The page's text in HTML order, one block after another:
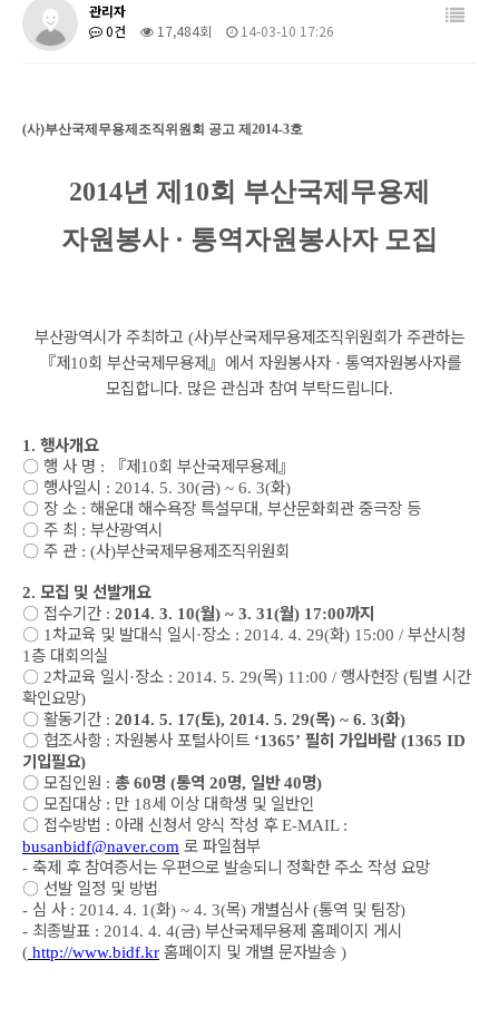
커뮤니티
관리자
0건
17,484회 14-03-10 17:26
(사)부산국제무용제조직위원회 공고 제 2014-3호
2014년 제10회 부산국제무용제
자원봉사 · 통역자원봉사자 모집
부산광역시가 주최하고 (사)부산국제무용제조직위원회가 주관하는
『제10회 부산국제무용제』 에서 자원봉사자 · 통역자원봉사자를
모집합니다. 많은 관심과 참여 부탁드립니다.
1. 행사개요
〇행 사 명 : 『제10회 부산국제무용제』
〇행사일시 : 2014. 5. 30(금) ~ 6. 3(화)
〇 장 소 : 해운대 해수욕장 특설무대, 부산문화회관 중극장 등
〇주 최 : 부산광역시
〇주 관 : (사)부산국제무용제조직위원회
2. 모집 및 선발개요
〇 접수기간 : 2014. 3. 10(월) ~ 3. 31(월) 17:00까지
〇 1차교육 및 발대식 일시·장소 : 2014. 4. 29(화) 15:00 / 부산시청
1 층 대회의실
〇 2차교육 일시·장소 : 2014. 5. 29(목) 11:00 / 행사현장 (팀별 시간
확인요망)
〇활동기간 : 2014. 5. 17(토), 2014. 5. 29(목) ~ 6. 3(화)
〇협조사항 : 자원봉사 포털사이트 ‘1365’ 필히 가입바람 (1365 ID
기입필요)
〇모집인원 : 총 60명 (통역 20명, 일반40명)
〇모집대상 : 만 18세 이상 대학생 및 일반인
〇 접수방법 : 아래 신청서 양식 작성 후E-MAIL :
busanbidf@naver.com 로 파일첨부
- 축제 후 참여증서는 우편으로 발송되니 정확한 주소 작성 요망
〇 선발 일정 및 방법
- 심 사 : 2014. 4. 1(화) ~ 4. 3(목) 개별심사(통역 및 팀장)
- 최종발표 : 2014. 4. 4(금) 부산국제무용제 홈페이지 게시
( http://www.bidf.kr 홈페이지 및 개별 문자발송 )